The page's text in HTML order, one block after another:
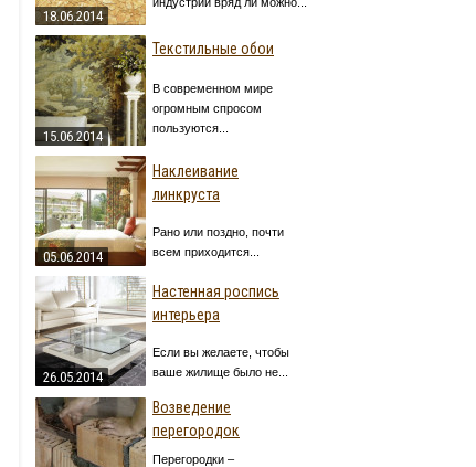
18.06.2014
15.06.2014
Текстильные обои
В современном мире
огромным спросом
пользуются...
05.06.2014
Наклеивание
линкруста
Рано или поздно, почти
всем приходится...
26.05.2014
Настенная роспись
интерьера
Если вы желаете, чтобы
ваше жилище было не...
Возведение
перегородок
Перегородки –